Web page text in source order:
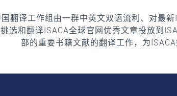
国翻译工作组由一群中英文双语流利、对最
选和翻译ISACA全球官网优秀文章投放到
部的重要书籍文献的翻译工作，为